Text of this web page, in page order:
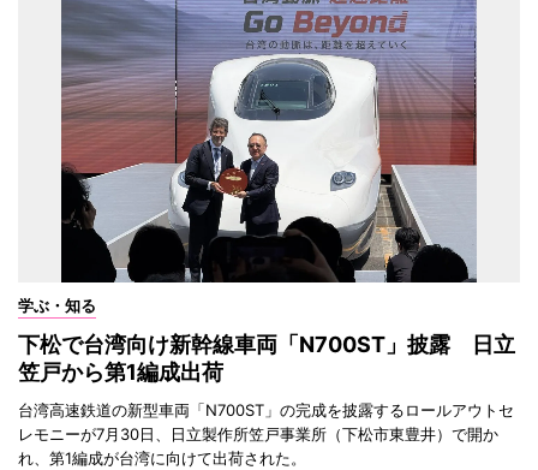
学ぶ・知る
下松で台湾向け新幹線車両「N700ST」披露 日立
笠戸から第1編成出荷
台湾高速鉄道の新型車両「N700ST」の完成を披露するロールアウトセ
レモニーが7月30日、日立製作所笠戸事業所（下松市東豊井）で開か
れ、第1編成が台湾に向けて出荷された。